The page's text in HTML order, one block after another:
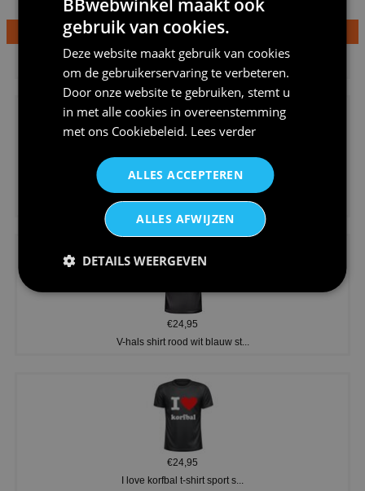
€24,95
Dames v hals t-shirt prinses v...
Koningsdag shirt heren v-hals ...
€24,95
V-hals shirt rood wit blauw st...
€24,95
I love korfbal t-shirt sport s...
BBwebwinkel maakt ook
gebruik van cookies.
Deze website maakt gebruik van cookies
om de gebruikerservaring te verbeteren.
Door onze website te gebruiken, stemt u
in met alle cookies in overeenstemming
met ons Cookiebeleid. Lees verder
ALLES ACCEPTEREN
ALLES AFWIJZEN
DETAILS WEERGEVEN